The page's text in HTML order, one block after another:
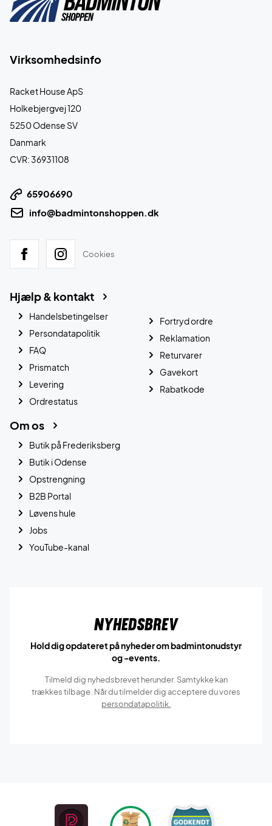
Virksomhedsinfo
Racket House ApS
Holkebjergvej 120
5250 Odense SV
Danmark
CVR: 36931108
65906690
info@badmintonshoppen.dk
Cookies
Hjælp & kontakt
Handelsbetingelser
Persondatapolitik
FAQ
Prismatch
Levering
Ordrestatus
Fortryd ordre
Reklamation
Returvarer
Gavekort
Rabatkode
Om os
Butik på Frederiksberg
Butik i Odense
Opstrengning
B2B Portal
Løvens hule
Jobs
YouTube-kanal
Nyhedsbrev
Hold dig opdateret på nyheder om badmintonudstyr
og -events.
Tilmeld dig nyhedsbrevet herunder. Samtykke kan
trækkes tilbage. Når du tilmelder dig acceptere du vores
persondatapolitik.